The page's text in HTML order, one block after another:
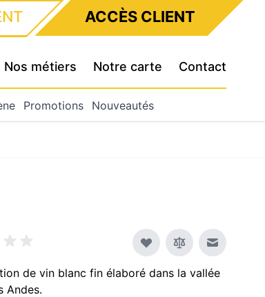
ACCÈS CLIENT
Nos métiers Notre carte Contact
Promotions
Nouveautés
Envoyer
de vin blanc fin élaboré dans la vallée
Andes.